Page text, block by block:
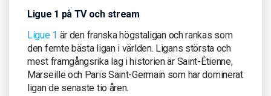
Ligue 1 på TV och stream
Ligue 1 är den franska högstaligan och rankas som
den femte bästa ligan i världen. Ligans största och
mest framgångsrika lag i historien är Saint-Étienne,
Marseille och Paris Saint-Germain som har dominerat
ligan de senaste tio åren.